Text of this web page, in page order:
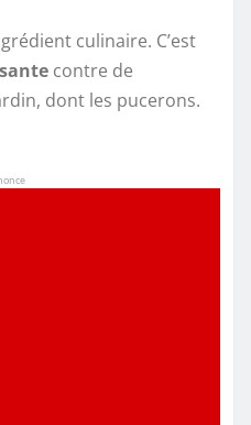
culinaire. C’est
contre de
dont les pucerons.